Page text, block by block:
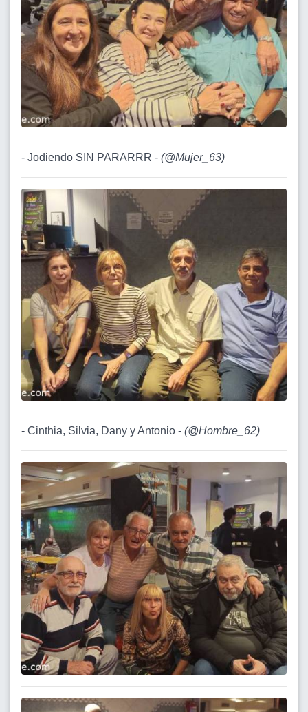
- Jodiendo SIN PARARRR - (@Mujer_63)
- Cinthia, Silvia, Dany y Antonio - (@Hombre_62)